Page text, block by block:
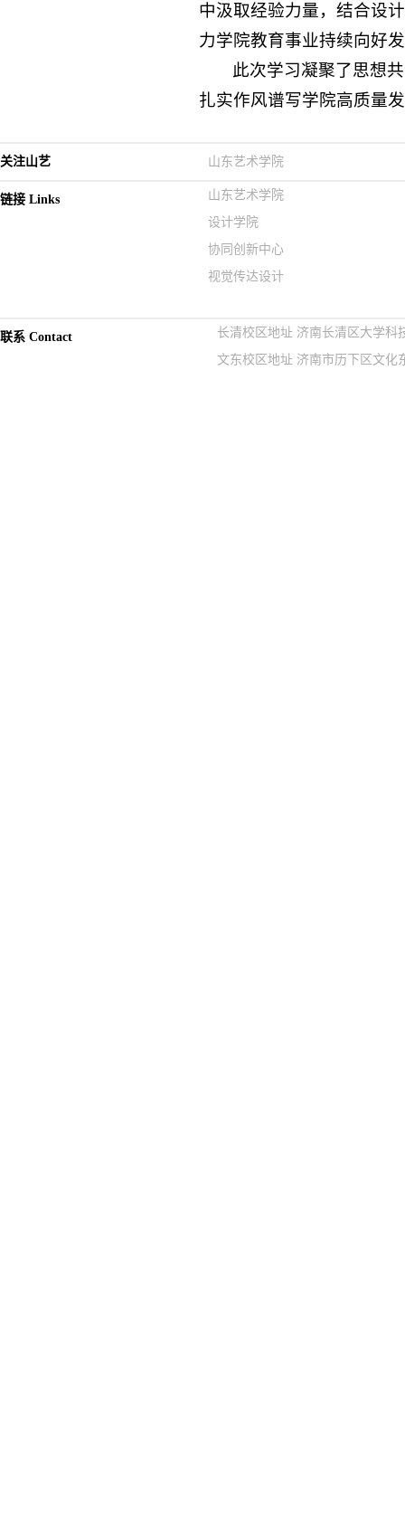
中汲取经验力量，结合设
力学院教育事业持续向好
此次学习凝聚了思想
扎实作风谱写学院高质量
关注山艺 山东艺术学院
链接 Links
山东艺术学院
设计学院
协同创新中心
视觉传达设计
联系 Contact
长清校区地址 济南长清区大学科
文东校区地址 济南市历下区文化